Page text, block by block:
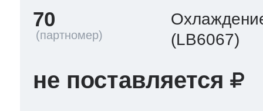
70
(LB6067)
не поставляется